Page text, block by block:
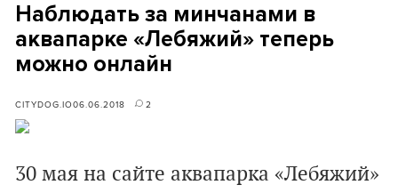
Наблюдать за минчанами в
аквапарке «Лебяжий» теперь
можно онлайн
CITYDOG.IO06.06.2018 2
30 мая на сайте аквапарка «Лебяжий»